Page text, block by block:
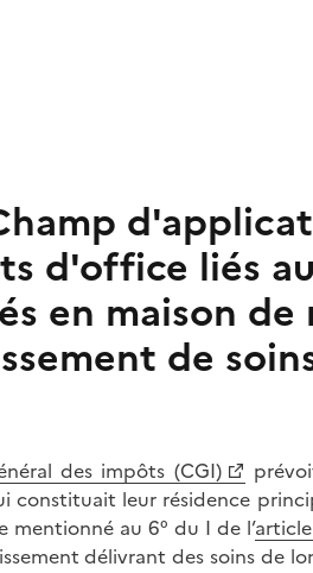
d'office liés
en maison
de
des impôts (CGI)
constituait leur résidence
mentionné au 6° du I de l’
délivrant des soins de